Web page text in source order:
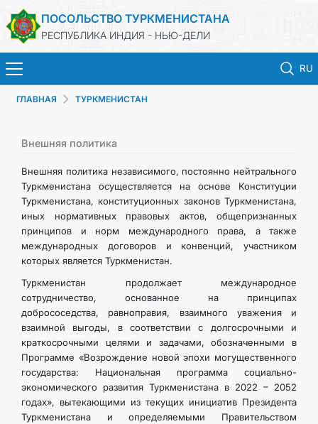
ПОСОЛЬСТВО ТУРКМЕНИСТАНА
РЕСПУБЛИКА ИНДИЯ - НЬЮ-ДЕЛИ
RU
ГЛАВНАЯ
КОНСУЛЬСКИЕ УСЛУГИ
МИД
ТУРКМЕНИСТАН ЗА РУБЕЖОМ
ИНТЕРНЕТ ГАЗЕТА
КОНТАКТНЫЕ ДАННЫЕ
ГЛАВНАЯ ТУРКМЕНИСТАН
Внешняя политика
Внешняя политика независимого, постоянно нейтрального
Туркменистана осуществляется на основе Конституции
Туркменистана, конституционных законов Туркменистана,
иных нормативных правовых актов, общепризнанных
принципов и норм международного права, а также
международных договоров и конвенций, участником
которых является Туркменистан.
Туркменистан продолжает международное
сотрудничество, основанное на принципах
добрососедства, равноправия, взаимного уважения и
взаимной выгоды, в соответствии с долгосрочными и
краткосрочными целями и задачами, обозначенными в
Программе «Возрождение новой эпохи могущественного
государства: Национальная программа социально-
экономического развития Туркменистана в 2022 – 2052
годах», вытекающими из текущих инициатив Президента
Туркменистана и определяемыми Правительством